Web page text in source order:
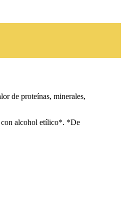
de proteínas, minerales,
con alcohol etílico*. *De